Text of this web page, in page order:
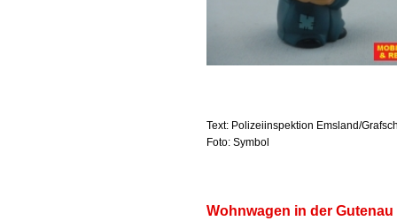
Text: Polizeiinspektion Emsland/
Foto: Symbol
Wohnwagen in der